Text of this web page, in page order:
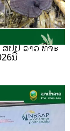
ສປປ ລາວ ທີ່ຈະ
ນີ້